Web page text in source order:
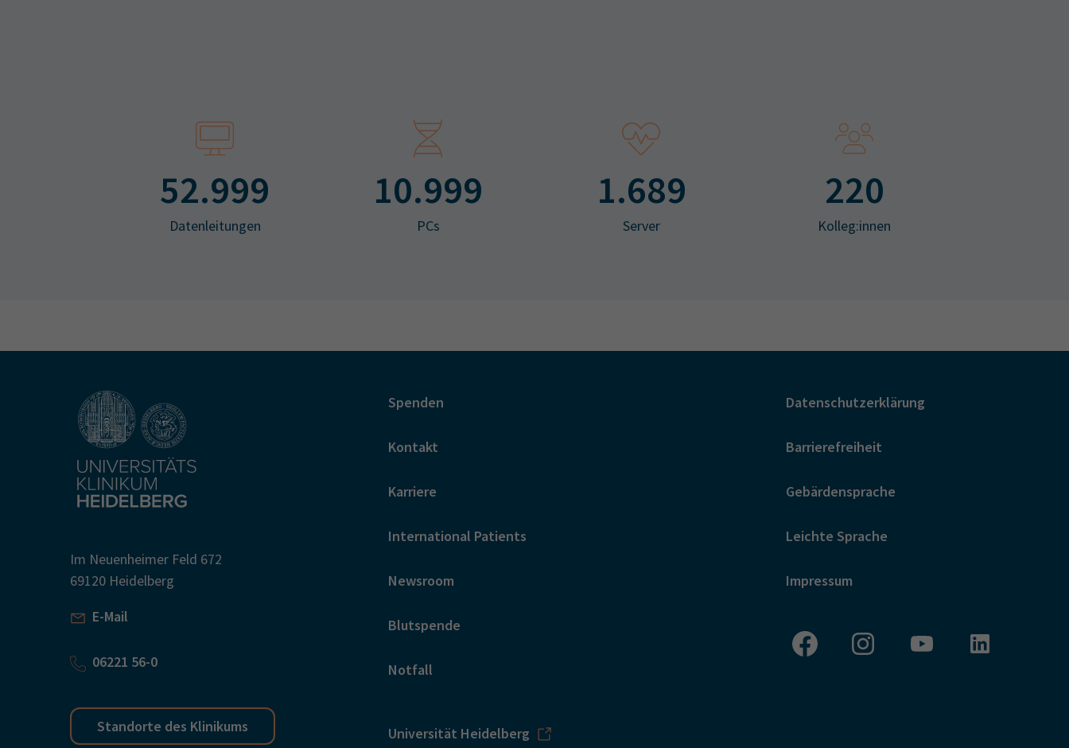
53.000
Datenleitungen
11.000
PCs
1.690
Server
220
Kolleg:innen
Im Neuenheimer Feld 672
69120 Heidelberg
E-Mail
06221 56-0
Standorte des Klinikums
Spenden
Kontakt
Karriere
International Patients
Newsroom
Blutspende
Notfall
Universität Heidelberg
Datenschutzerklärung
Barrierefreiheit
Gebärdensprache
Leichte Sprache
Impressum